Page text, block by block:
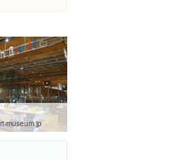
museum.jp